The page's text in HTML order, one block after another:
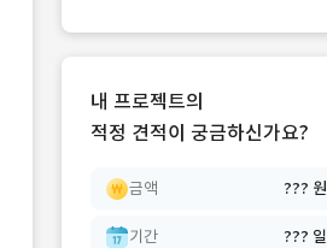
내 프로젝트의
적정 견적이 궁금하신가요?
금액 ??? 원
기간 ??? 일